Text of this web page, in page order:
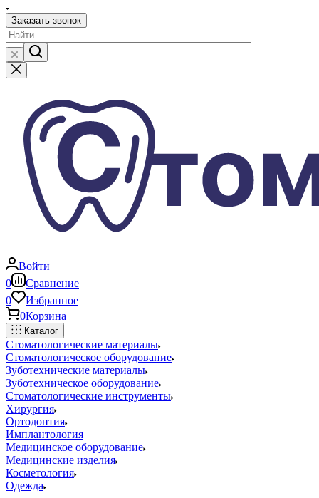
Заказать звонок
Войти
0
Сравнение
0
Избранное
0Корзина
Каталог
Стоматологические материалы
Стоматологическое оборудование
Зуботехнические материалы
Зуботехническое оборудование
Стоматологические инструменты
Хирургия
Ортодонтия
Имплантология
Медицинское оборудование
Медицинские изделия
Косметология
Одежда